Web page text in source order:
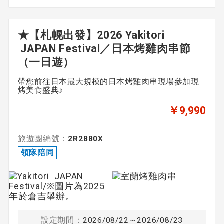
★【札幌出發】2026 Yakitori
JAPAN Festival／日本烤雞肉串節
（一日遊）
帶您前往日本最大規模的日本烤雞肉串現場參加現
烤美食盛典♪
￥9,990
旅遊團編號： 2R2880X
領隊陪同
設定期間： 2026/08/22～2026/08/23